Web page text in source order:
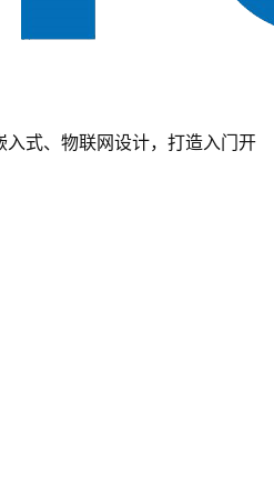
入式、物联网设计，打造入门开